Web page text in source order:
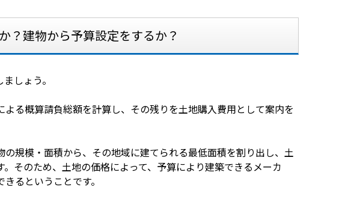
？建物から予算設定をするか？
しょう。
る概算請負総額を計算し、その残りを土地購入費用として案内を
規模・面積から、その地域に建てられる最低面積を割り出し、土
そのため、土地の価格によって、予算により建築できるメーカ
るということです。